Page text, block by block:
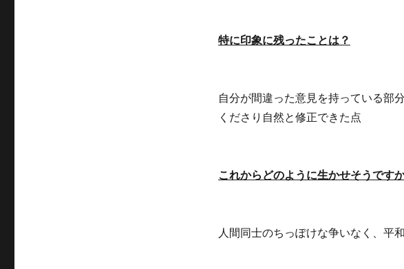
特に印象に残ったことは？
自分が間違った意見を持っている部
くださり自然と修正できた点
これからどのように生かせそうです
人間同士のちっぽけな争いなく、平